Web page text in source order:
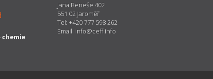
Jana Beneše 402
551 02 Jaroměř
Tel: +420 777 598 262
Email: info@ceff.info